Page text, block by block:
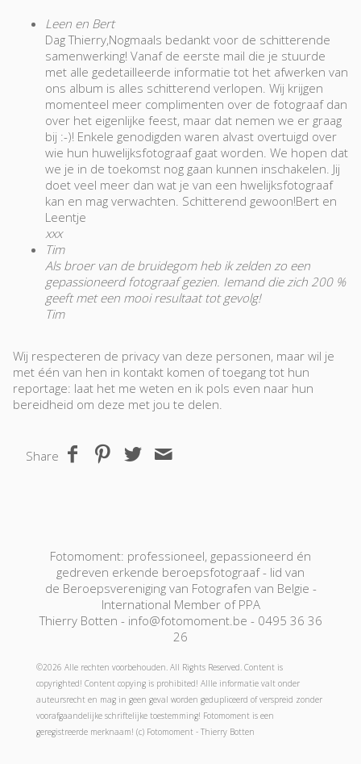
Leen en Bert
Dag Thierry,Nogmaals bedankt voor de schitterende
samenwerking! Vanaf de eerste mail die je stuurde
met alle gedetailleerde informatie tot het afwerken van
ons album is alles schitterend verlopen. Wij krijgen
momenteel meer complimenten over de fotograaf dan
over het eigenlijke feest, maar dat nemen we er graag
bij :-)! Enkele genodigden waren alvast overtuigd over
wie hun huwelijksfotograaf gaat worden. We hopen dat
we je in de toekomst nog gaan kunnen inschakelen. Jij
doet veel meer dan wat je van een hwelijksfotograaf
kan en mag verwachten. Schitterend gewoon!Bert en
Leentje
xxx
Tim
Als broer van de bruidegom heb ik zelden zo een
gepassioneerd fotograaf gezien. Iemand die zich 200 %
geeft met een mooi resultaat tot gevolg!
Tim
Wij respecteren de privacy van deze personen, maar wil je
met één van hen in kontakt komen of toegang tot hun
reportage: laat het me weten en ik pols even naar hun
bereidheid om deze met jou te delen.
Share
Fotomoment: professioneel, gepassioneerd én
gedreven erkende beroepsfotograaf - lid van
de Beroepsvereniging van Fotografen van Belgie -
International Member of PPA
Thierry Botten - info@fotomoment.be - 0495 36 36
26
©2026 Alle rechten voorbehouden. All Rights Reserved. Content is
copyrighted! Content copying is prohibited! Allle informatie valt onder
auteursrecht en mag in geen geval worden gedupliceerd of verspreid zonder
voorafgaandelijke schriftelijke toestemming! Fotomoment is een
geregistreerde merknaam! (c) Fotomoment - Thierry Botten